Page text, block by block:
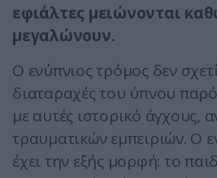
εφιάλτες μειώνονται
μεγαλώνουν.
Ο ενύπνιος τρόμος δεν
διαταραχές του ύπνου
με αυτές ιστορικό άγχους,
τραυματικών εμπειριών. Ο
έχει την εξής μορφή: το